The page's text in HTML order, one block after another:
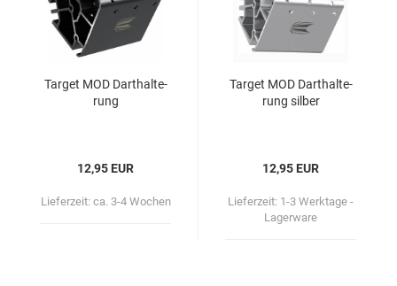
Tar­get MOD Dart­hal­te­
rung
12,95 EUR
Lieferzeit: ca. 3-4 Wochen
Tar­get MOD Dart­hal­te­
rung sil­ber
12,95 EUR
Lieferzeit: 1-3 Werktage -
Lagerware